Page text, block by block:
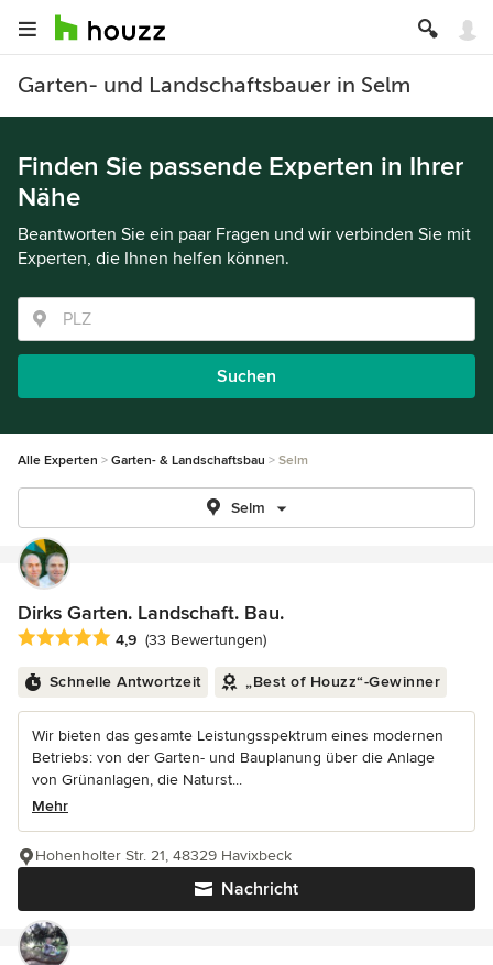
Garten- und Landschaftsbauer in Selm
Finden Sie passende Experten in Ihrer
Nähe
Beantworten Sie ein paar Fragen und wir verbinden Sie mit
Experten, die Ihnen helfen können.
Suchen
Alle Experten Garten- & Landschaftsbau Selm
Selm
Dirks Garten. Landschaft. Bau.
Durchschnittliche Bewertung: 4.9 von 5 Sternen
4,9 (33 Bewertungen)
Schnelle Antwortzeit „Best of Houzz“-Gewinner
Wir bieten das gesamte Leistungsspektrum eines modernen
Betriebs: von der Garten- und Bauplanung über die Anlage
von Grünanlagen, die Naturst...
Mehr
Nachricht
Hohenholter Str. 21, 48329 Havixbeck